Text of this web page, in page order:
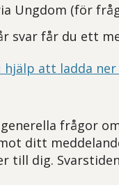
Ungdom (för
svar får du ett
hjälp att ladda
frågor
ditt
till dig.